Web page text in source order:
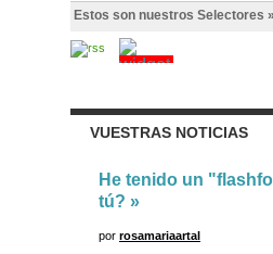
Estos son nuestros Selectores »
VUESTRAS NOTICIAS
He tenido un
tú? »
por rosamariaartal